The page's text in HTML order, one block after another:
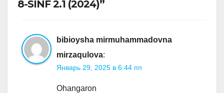
8-SINF 2.1 (2024)”
bibioysha mirmuhammadovna
mirzaqulova:
Январь 29, 2025 в 6:44 пп
Ohangaron